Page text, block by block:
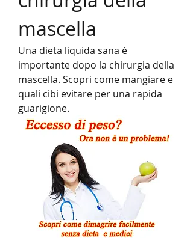
mascella
Una dieta liquida sana è
importante dopo la chirurgia della
mascella. Scopri come mangiare e
quali cibi evitare per una rapida
guarigione.